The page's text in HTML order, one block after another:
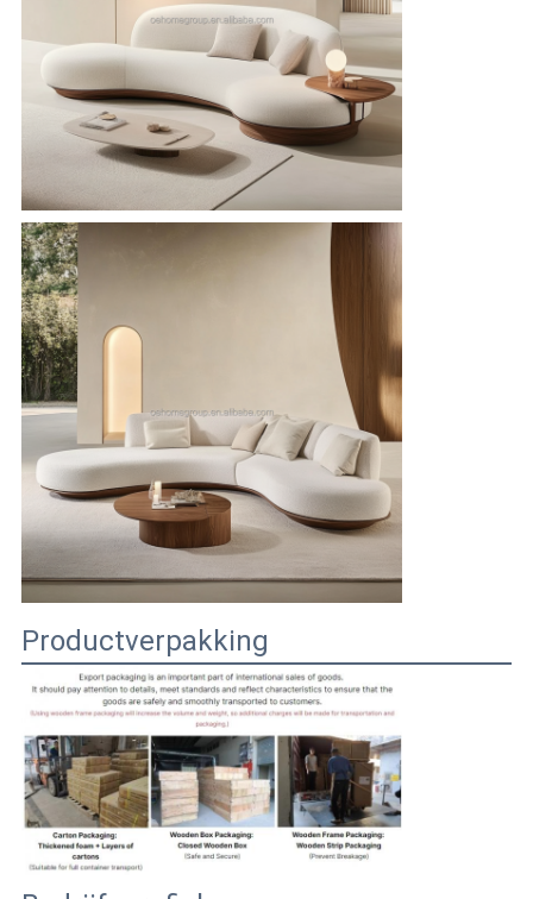
Productverpakking